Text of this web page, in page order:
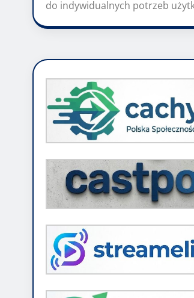
do indywidualnych potrzeb